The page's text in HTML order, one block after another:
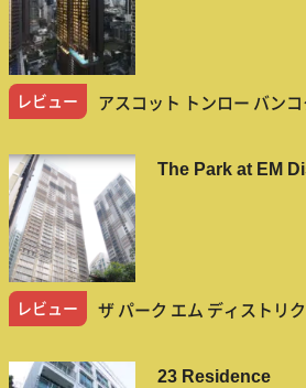
レビュー アスコット トンロー バンコ
The Park at EM
レビュー ザ パーク エム ディストリ
23 Residence